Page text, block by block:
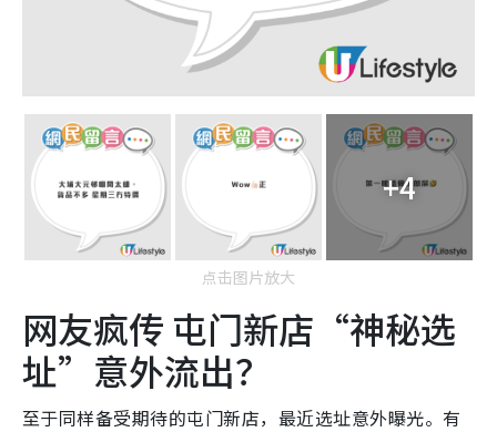
+4
点击图片放大
网友疯传 屯门新店“神秘选
址”意外流出？
至于同样备受期待的屯门新店，最近选址意外曝光。有